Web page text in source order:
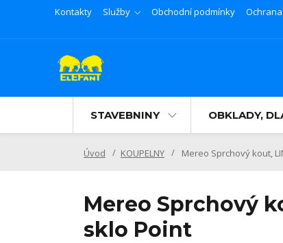
Kontakty Služby Obchodní podmínky
STAVEBNINY OBKLADY,
Úvod KOUPELNY Mereo Sprchový kout,
Mereo Sprchový
sklo Point